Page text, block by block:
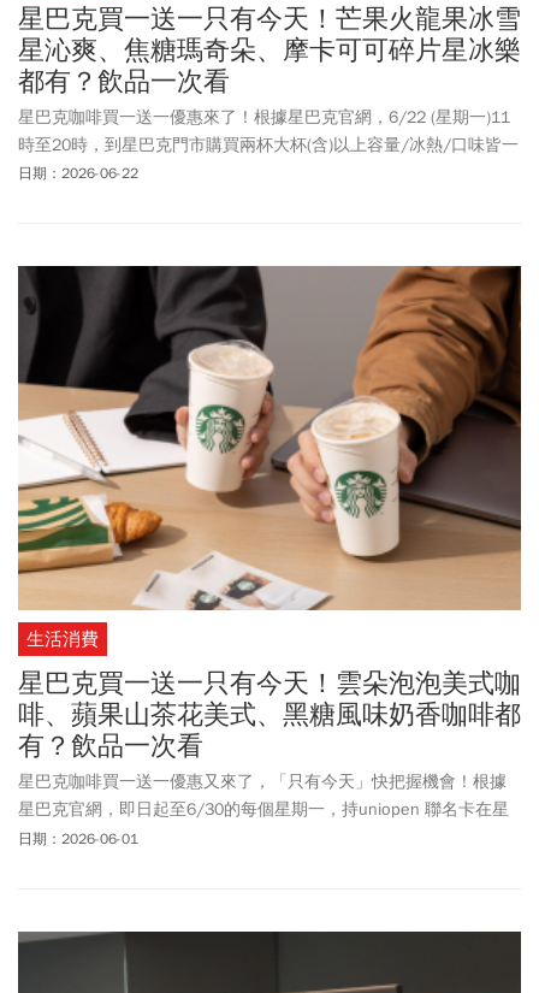
星巴克買一送一只有今天！芒果火龍果冰雪
星沁爽、焦糖瑪奇朵、摩卡可可碎片星冰樂
都有？飲品一次看
星巴克咖啡買一送一優惠來了！根據星巴克官網，6/22 (星期一)11
時至20時，到星巴克門市購買兩杯大杯(含)以上容量/冰熱/口味皆一
致的飲料，其中一杯由星巴克招待。這次買一送一品項包括草莓巴
此外，6/26(星期五)限時1天推出「盛夏歡聚派對」全品項享85折優
惠，於活動期間至門市消費享全品項85折優惠。消費滿500元，即可
獲得大杯(含)以上好友分享優惠券一張；消費滿680元，再贈星巴克
典藏大禮袋。
日期：2026-06-22
生活消費
星巴克買一送一只有今天！雲朵泡泡美式咖
啡、蘋果山茶花美式、黑糖風味奶香咖啡都
有？飲品一次看
星巴克咖啡買一送一優惠又來了，「只有今天」快把握機會！根據
星巴克官網，即日起至6/30的每個星期一，持uniopen 聯名卡在星
巴克門市營業期間，購買兩杯大杯(含)以上容量/冰熱/口味皆一致的
那堤系列等品項也都能買一送一！
日期：2026-06-01